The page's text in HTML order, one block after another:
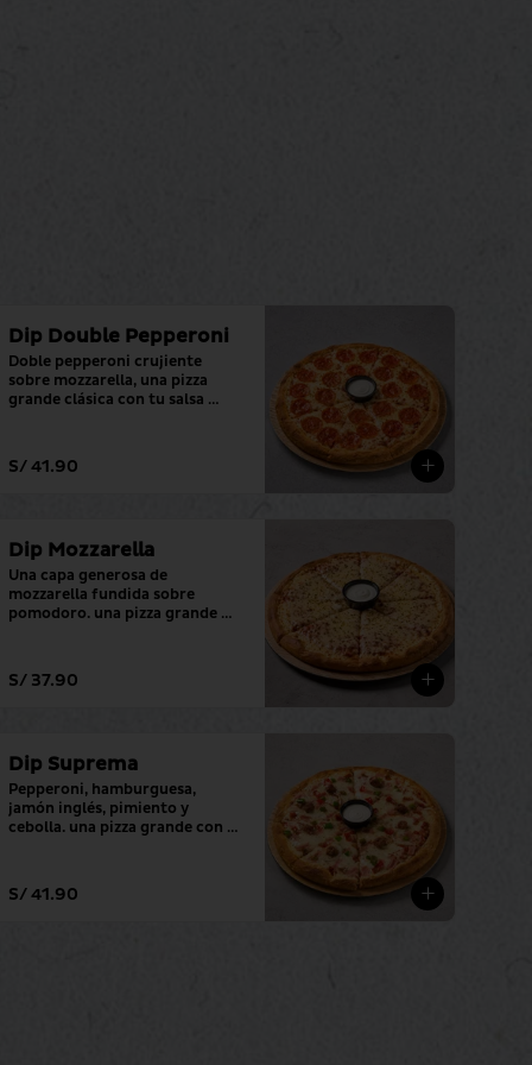
Dip Double Pepperoni
Doble pepperoni crujiente
sobre mozzarella, una pizza
grande clásica con tu salsa
S/ 41.90
Dip Mozzarella
Una capa generosa de
mozzarella fundida sobre
pomodoro. una pizza grande
S/ 37.90
Dip Suprema
Pepperoni, hamburguesa,
jamón inglés, pimiento y
cebolla. una pizza grande con tu
S/ 41.90